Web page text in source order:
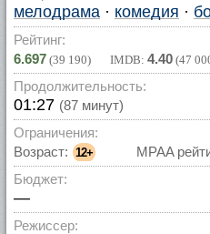
мелодрама · комедия ·
Рейтинг:
6.697 (39 190) IMDB: 4.40 (47
Продолжительность:
01:27 (87 минут)
Ограничения:
Возраст: 12+
MPAA
Бюджет:
—
Режиссер: